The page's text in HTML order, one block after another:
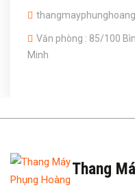
Văn phòng : 85/100
Minh
Thang